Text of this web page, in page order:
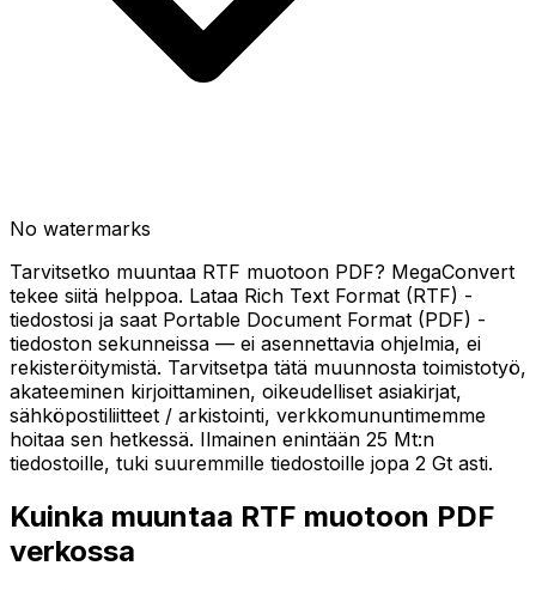
No watermarks
Tarvitsetko muuntaa RTF muotoon PDF? MegaConvert
tekee siitä helppoa. Lataa Rich Text Format (RTF) -
tiedostosi ja saat Portable Document Format (PDF) -
tiedoston sekunneissa — ei asennettavia ohjelmia, ei
rekisteröitymistä. Tarvitsetpa tätä muunnosta toimistotyö,
akateeminen kirjoittaminen, oikeudelliset asiakirjat,
sähköpostiliitteet / arkistointi, verkkomununtimemme
hoitaa sen hetkessä. Ilmainen enintään 25 Mt:n
tiedostoille, tuki suuremmille tiedostoille jopa 2 Gt asti.
Kuinka muuntaa RTF muotoon PDF
verkossa